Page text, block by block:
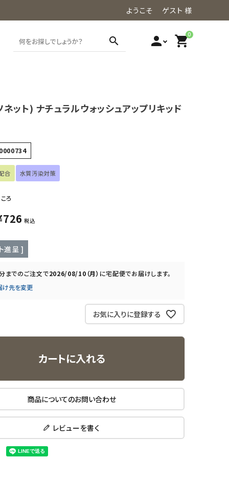
ようこそ ゲスト 様
search person 0
shopping_cart
ット) ナチュラルウォッシュアップリキッド
合 水質汚染対策
ろ
726 税込
進呈 ]
までのご注文で2026/08/10（月） に宅配便でお届けします。
け先を変更
お気に入りに登録する
カートに入れる
商品についてのお問い合わせ
レビューを書く